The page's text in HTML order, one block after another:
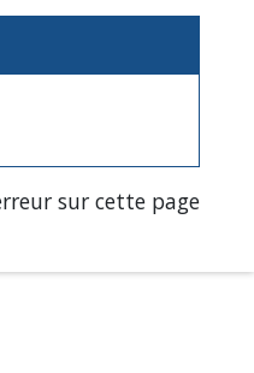
sur cette page